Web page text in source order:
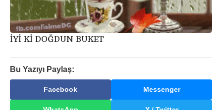
İYİ Kİ DOĞDUN BUKET
Bu Yazıyı Paylaş:
Facebook Messenger